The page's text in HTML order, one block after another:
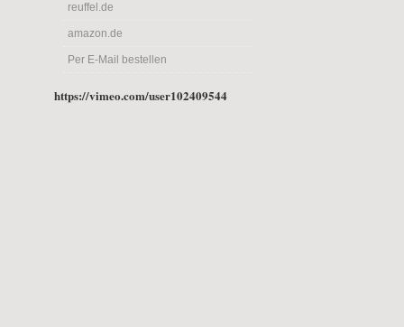
reuffel.de
amazon.de
Per E-Mail bestellen
https://vimeo.com/user102409544